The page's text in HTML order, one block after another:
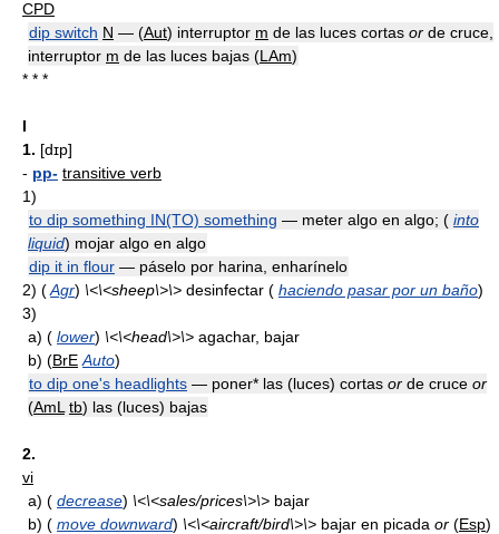
CPD
dip switch N — (Aut) interruptor m de las luces cortas or de cruce,
interruptor m de las luces bajas (LAm)
* * *
I
1. [dɪp]
- pp- transitive verb
1)
to dip something IN(TO) something — meter algo en algo; ( into
liquid) mojar algo en algo
dip it in flour — páselo por harina, enharínelo
2) (Agr) \<\<sheep\>\> desinfectar ( haciendo pasar por un baño)
3)
a) ( lower) \<\<head\>\> agachar, bajar
b) (BrE Auto)
to dip one's headlights — poner* las (luces) cortas or de cruce or
(AmL tb) las (luces) bajas
2.
vi
a) ( decrease) \<\<sales/prices\>\> bajar
b) ( move downward) \<\<aircraft/bird\>\> bajar en picada or (Esp)